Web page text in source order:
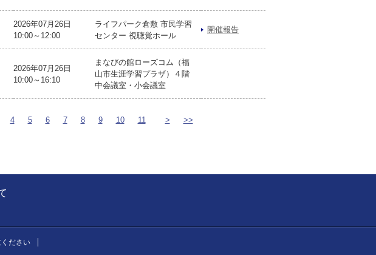
2026年07月26日
10:00～12:00
ライフパーク倉敷 市民学習
センター 視聴覚ホール
開催報告
2026年07月26日
10:00～16:10
まなびの館ローズコム（福
山市生涯学習プラザ）４階
中会議室・小会議室
4 5 6 7 8 9 10 11 > >>
ださい